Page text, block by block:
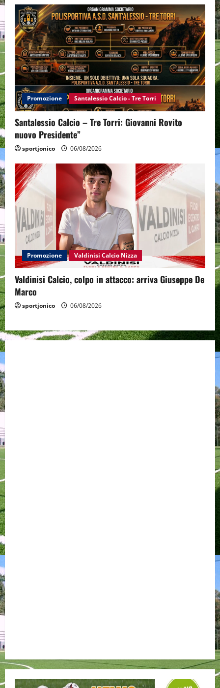
Promozione Santalessio Calcio - Tre Torri
Santalessio Calcio – Tre Torri: Giovanni Rovito
nuovo Presidente”
sportjonico 06/08/2026
Promozione Valdinisi Calcio Nizza
Valdinisi Calcio, colpo in attacco: arriva Giuseppe De
Marco
sportjonico 06/08/2026